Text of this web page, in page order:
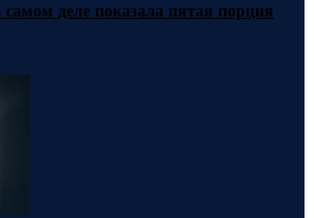
самом деле показала пятая порция